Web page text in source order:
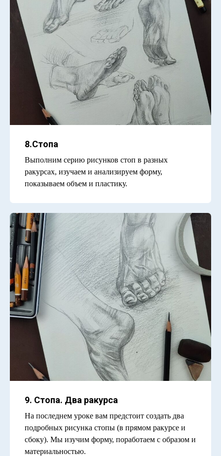
8.Стопа
Выполним серию рисунков стоп в разных
ракурсах, изучаем и анализируем форму,
показываем объем и пластику.
9. Стопа. Два ракурса
На последнем уроке вам предстоит создать два
подробных рисунка стопы (в прямом ракурсе и
сбоку). Мы изучим форму, поработаем с образом и
материальностью.